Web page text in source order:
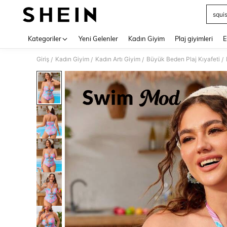
Kategoriler Yeni Gelenler Kadın Giyim Plaj giyimleri
Giriş / Kadın Giyim / Kadın Artı Giyim / Büyük Beden Plaj Kıyafeti /